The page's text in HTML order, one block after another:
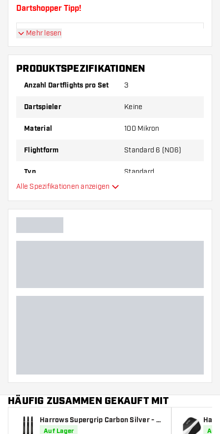
Dartshopper Tipp!
Sorgen Sie für genügend Ersatz Flights und
Shafts. Diese können sich durch Gebrauch
Probieren Sie eine andere Form, ein anderes
um herauszufinden, welche Variante am besten
zu Ihnen passt!
Mehr lesen
PRODUKTSPEZIFIKATIONEN
Anzahl Dartflights pro Set 3
Dartspieler Keine
Material 100 Mikron
Flightform Standard 6 (NO6)
Typ Standard
Hauptfarbe
Alle Spezifikationen anzeigen
HÄUFIG ZUSAMMEN GEKAUFT MIT
Harrows Supergrip Carbon Silver - D
art Shafts
Auf Lager Auf